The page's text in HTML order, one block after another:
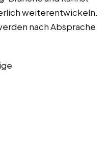
weiterentwickeln.
nach Absprache